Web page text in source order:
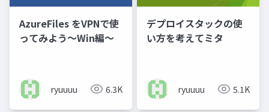
AzureFiles をVPNで使
ってみよう～Win編～
ryuuuu 6.3K
デプロイスタックの使
い方を考えてミタ
ryuuuu 5.1K